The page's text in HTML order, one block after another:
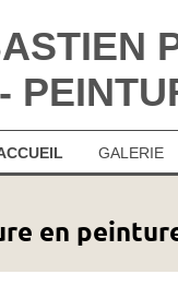
GALERIE
en